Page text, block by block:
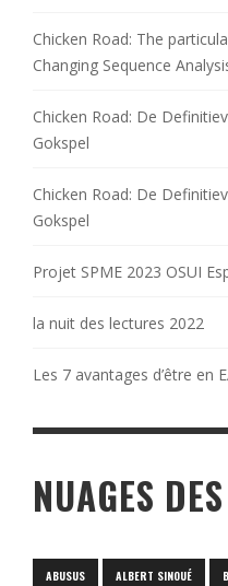
Chicken Road: The
Changing Sequence
Chicken Road: De
Gokspel
Chicken Road: De
Gokspel
Projet SPME 2023 OSUI
la nuit des lectures 2022
Les 7 avantages d’être en
NUAGES
ABUSUS ALBERT SINOUÉ